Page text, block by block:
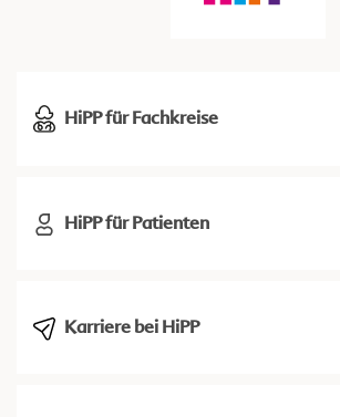
HiPP für Fachkreise
HiPP für Patienten
Karriere bei HiPP